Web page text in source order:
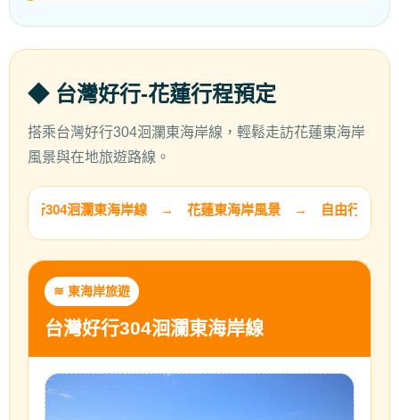
◆ 台灣好行-花蓮行程預定
搭乘台灣好行304洄瀾東海岸線，輕鬆走訪花蓮東海岸
風景與在地旅遊路線。
≋ 台灣好行304洄瀾東海岸線 → 花蓮東海岸風景 → 自由行旅
≋ 東海岸旅遊
台灣好行304洄瀾東海岸線